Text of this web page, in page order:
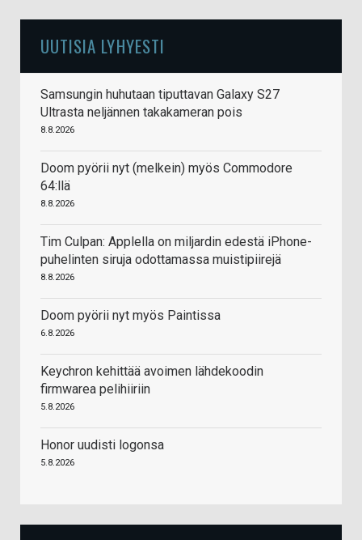
UUTISIA LYHYESTI
Samsungin huhutaan tiputtavan Galaxy S27
Ultrasta neljännen takakameran pois
8.8.2026
Doom pyörii nyt (melkein) myös Commodore
64:llä
8.8.2026
Tim Culpan: Applella on miljardin edestä iPhone-
puhelinten siruja odottamassa muistipiirejä
8.8.2026
Doom pyörii nyt myös Paintissa
6.8.2026
Keychron kehittää avoimen lähdekoodin
firmwarea pelihiiriin
5.8.2026
Honor uudisti logonsa
5.8.2026